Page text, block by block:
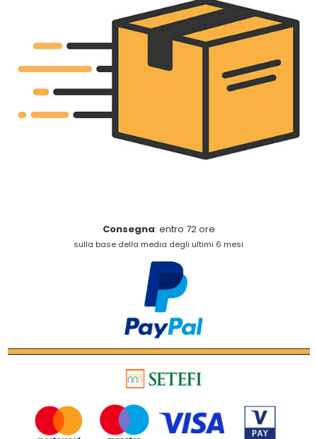
Consegna: entro 72 ore
sulla base della media degli ultimi 6 mesi